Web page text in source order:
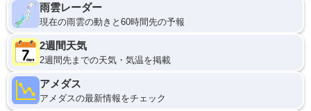
雨雲レーダー
現在の雨雲の動きと60時間先の予報
2週間天気
2週間先までの天気・気温を掲載
アメダス
アメダスの最新情報をチェック